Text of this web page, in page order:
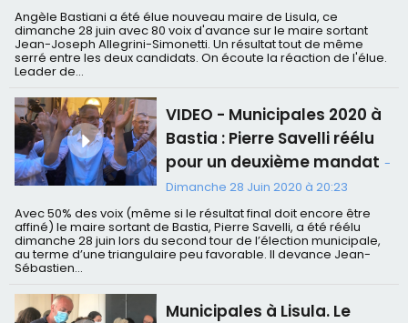
Angèle Bastiani a été élue nouveau maire de Lisula, ce
dimanche 28 juin avec 80 voix d'avance sur le maire sortant
Jean-Joseph Allegrini-Simonetti. Un résultat tout de même
serré entre les deux candidats. On écoute la réaction de l'élue.
Leader de...
VIDEO - Municipales 2020 à
Bastia : Pierre Savelli réélu
pour un deuxième mandat -
Dimanche 28 Juin 2020 à 20:23
Avec 50% des voix (même si le résultat final doit encore être
affiné) le maire sortant de Bastia, Pierre Savelli, a été réélu
dimanche 28 juin lors du second tour de l’élection municipale,
au terme d’une triangulaire peu favorable. Il devance Jean-
Sébastien...
Municipales à Lisula. Le